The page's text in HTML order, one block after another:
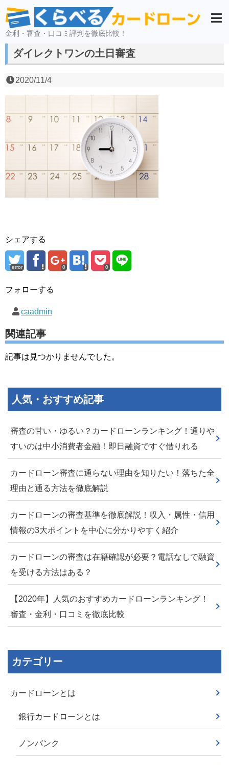
金利・審査・口コミ評判を徹底比較！
ダイレクトワンの土日審査
2020/11/4
シェアする
error 0 0
フォローする
caadmin
関連記事
記事は見つかりませんでした。
人気・おすすめ記事
審査の甘い・ゆるい？カードローンランキング！通りや
すいのは中小消費者金融！即日融資ですぐ借りれる
カードローン審査に通らない理由を知りたい！落ちた全
理由と通る方法を徹底解説
カードローンの審査基準を徹底解説！収入・属性・信用
情報の3大ポイントを中心に分かりやすく紹介
カードローンの審査は在籍確認が必要？電話なしで融資
を受ける方法はある？
【2020年】人気のおすすめカードローンランキング！
審査・金利・口コミを徹底比較
カテゴリー
カードローンとは
銀行カードローンとは
ノンバンク